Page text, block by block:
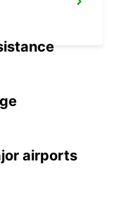
airports